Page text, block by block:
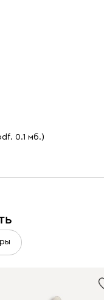
0.1 мб.)